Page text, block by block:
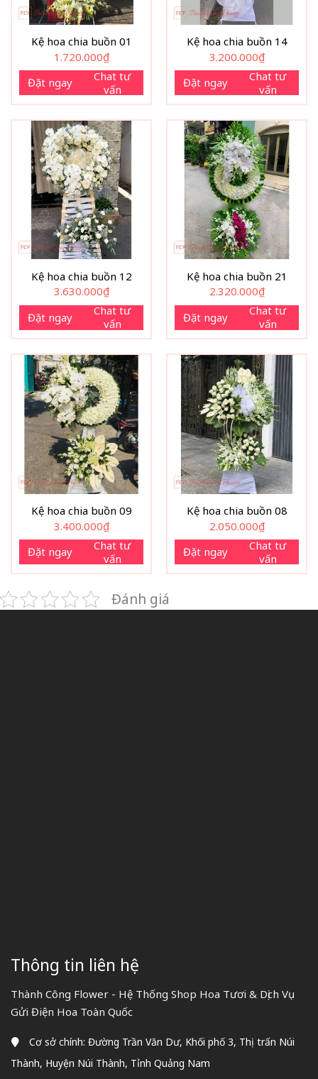
Kệ hoa chia buồn 01
1.720.000₫
Đặt ngay
Chat tư
vấn
Kệ hoa chia buồn 14
3.200.000₫
Đặt ngay
Chat tư
vấn
Kệ hoa chia buồn 12
3.630.000₫
Đặt ngay
Chat tư
vấn
Kệ hoa chia buồn 21
2.320.000₫
Đặt ngay
Chat tư
vấn
Kệ hoa chia buồn 09
3.400.000₫
Đặt ngay
Chat tư
vấn
Kệ hoa chia buồn 08
2.050.000₫
Đặt ngay
Chat tư
vấn
Đánh giá
Thông tin liên hệ
Thành Công Flower - Hệ Thống Shop Hoa Tươi & Dịch Vụ
Gửi Điện Hoa Toàn Quốc
Cơ sở chính: Đường Trần Văn Dư, Khối phố 3, Thị trấn Núi
Thành, Huyện Núi Thành, Tỉnh Quảng Nam